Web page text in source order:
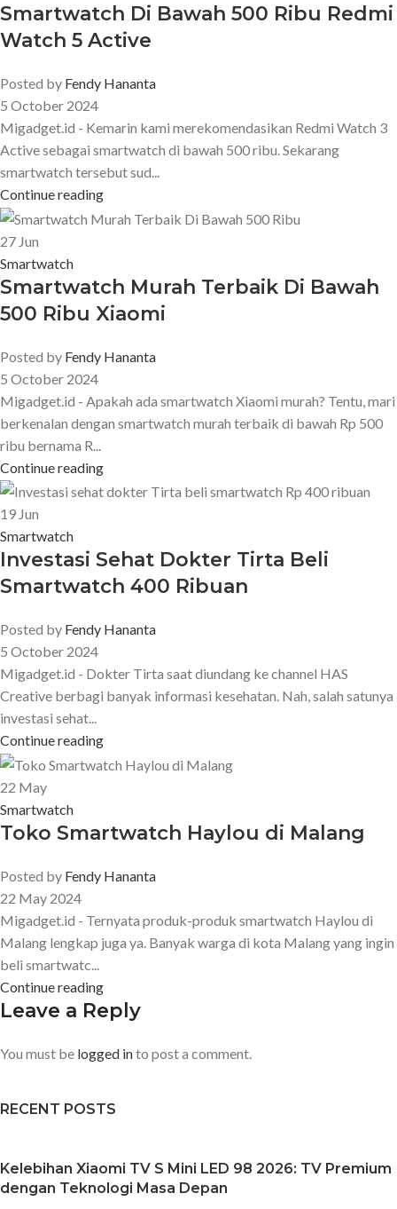
Smartwatch Di Bawah 500 Ribu Redmi
Watch 5 Active
Posted by Fendy Hananta
5 October 2024
Migadget.id - Kemarin kami merekomendasikan Redmi Watch 3
Active sebagai smartwatch di bawah 500 ribu. Sekarang
smartwatch tersebut sud...
Continue reading
27 Jun
Smartwatch
Smartwatch Murah Terbaik Di Bawah
500 Ribu Xiaomi
Posted by Fendy Hananta
5 October 2024
Migadget.id - Apakah ada smartwatch Xiaomi murah? Tentu, mari
berkenalan dengan smartwatch murah terbaik di bawah Rp 500
ribu bernama R...
Continue reading
19 Jun
Smartwatch
Investasi Sehat Dokter Tirta Beli
Smartwatch 400 Ribuan
Posted by Fendy Hananta
5 October 2024
Migadget.id - Dokter Tirta saat diundang ke channel HAS
Creative berbagi banyak informasi kesehatan. Nah, salah satunya
investasi sehat...
Continue reading
22 May
Smartwatch
Toko Smartwatch Haylou di Malang
Posted by Fendy Hananta
22 May 2024
Migadget.id - Ternyata produk-produk smartwatch Haylou di
Malang lengkap juga ya. Banyak warga di kota Malang yang ingin
beli smartwatc...
Continue reading
Leave a Reply
You must be logged into post a comment.
RECENT POSTS
Kelebihan Xiaomi TV S Mini LED 98 2026: TV Premium
dengan Teknologi Masa Depan